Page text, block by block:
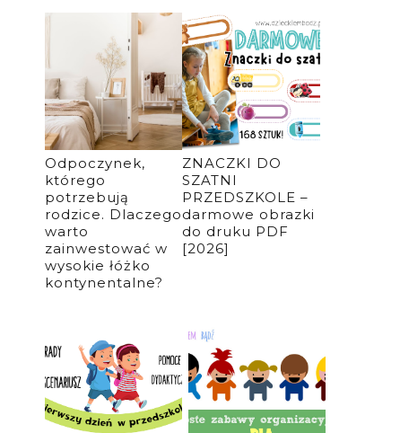
Odpoczynek,
którego
potrzebują
rodzice. Dlaczego
warto
zainwestować w
wysokie łóżko
kontynentalne?
ZNACZKI DO
SZATNI
PRZEDSZKOLE –
darmowe obrazki
do druku PDF
[2026]